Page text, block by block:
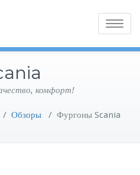
Toggle
комфорт!
/ Обзоры / Фургоны Scania